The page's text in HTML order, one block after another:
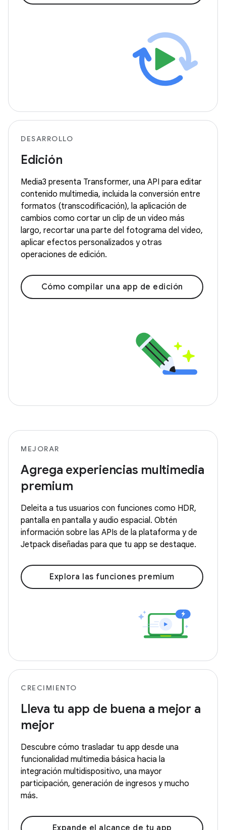
DESARROLLO
Edición
Media3 presenta Transformer, una API para editar
contenido multimedia, incluida la conversión entre
formatos (transcodificación), la aplicación de
cambios como cortar un clip de un video más
largo, recortar una parte del fotograma del video,
aplicar efectos personalizados y otras
operaciones de edición.
Cómo compilar una app de edición
MEJORAR
Agrega experiencias multimedia
premium
Deleita a tus usuarios con funciones como HDR,
pantalla en pantalla y audio espacial. Obtén
información sobre las APIs de la plataforma y de
Jetpack diseñadas para que tu app se destaque.
Explora las funciones premium
CRECIMIENTO
Lleva tu app de buena a mejor a
mejor
Descubre cómo trasladar tu app desde una
funcionalidad multimedia básica hacia la
integración multidispositivo, una mayor
participación, generación de ingresos y mucho
más.
Expande el alcance de tu app